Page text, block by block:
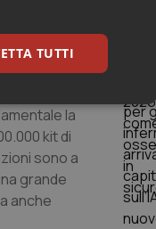
potranno
la
kit di
sono a
grande
anche
TUTTI